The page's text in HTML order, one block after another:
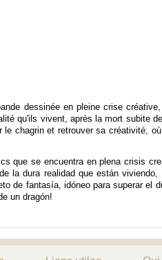
dessinée en pleine crise
qu'ils vivent, après la mort subite
chagrin et retrouver sa créativité,
que se encuentra en plena crisis
la dura realidad que están
de fantasía, idóneo para superar el
un dragón!